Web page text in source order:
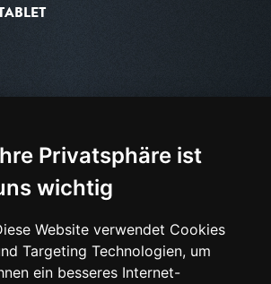
Privatsphäre ist
wichtig
Website verwendet Cookies
Targeting Technologien, um
ein besseres Internet-
TV